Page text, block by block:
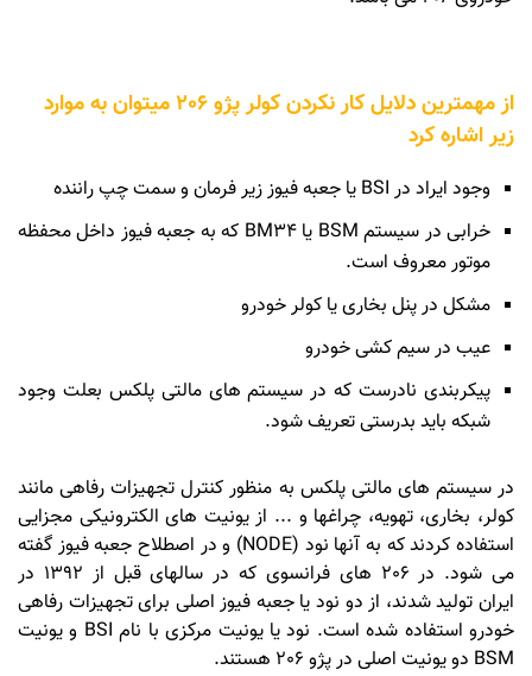
از مهمترین دلایل کار نکردن کولر پژو 206 میتوان به موارد
زیر اشاره کرد
وجود ایراد در BSI یا جعبه فیوز زیر فرمان و سمت چپ راننده
خرابی در سیستم BSM یا BM34 که به جعبه فیوز داخل محفظه
موتور معروف است.
مشکل در پنل بخاری یا کولر خودرو
عیب در سیم کشی خودرو
پیکربندی نادرست که در سیستم های مالتی پلکس بعلت وجود
شبکه باید بدرستی تعریف شود.
در سیستم های مالتی پلکس به منظور کنترل تجهیزات رفاهی مانند
کولر، بخاری، تهویه، چراغها و ... از یونیت های الکترونیکی مجزایی
استفاده کردند که به آنها نود (NODE) و در اصطلاح جعبه فیوز گفته
می شود. در 206 های فرانسوی که در سالهای قبل از 1392 در
ایران تولید شدند، از دو نود یا جعبه فیوز اصلی برای تجهیزات رفاهی
خودرو استفاده شده است. نود یا یونیت مرکزی با نام BSI و یونیت
BSM دو یونیت اصلی در پژو 206 هستند.